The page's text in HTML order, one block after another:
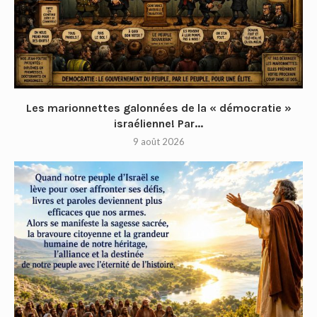
Les marionnettes galonnées de la « démocratie »
israélienne! Par...
9 août 2026